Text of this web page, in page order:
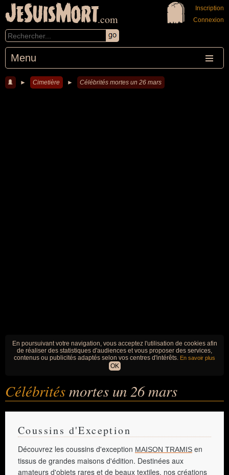
JeSuisMort.com
Menu
Inscription
Connexion
► Cimetière ► Célébrités mortes un 26 mars
En poursuivant votre navigation, vous acceptez l'utilisation de cookies afin
de réaliser des statistiques d'audiences et vous proposer des services,
contenus ou publicités adaptés selon vos centres d'intérêts. En savoir plus
OK
Célébritésmortes un 26 mars
Coussins d'Exception
Découvrez les coussins d'exception MAISON TRAMIS en
tissus de grandes maisons d'édition. Destinées aux
amateurs d'objets rares et de beaux textiles, nos créations